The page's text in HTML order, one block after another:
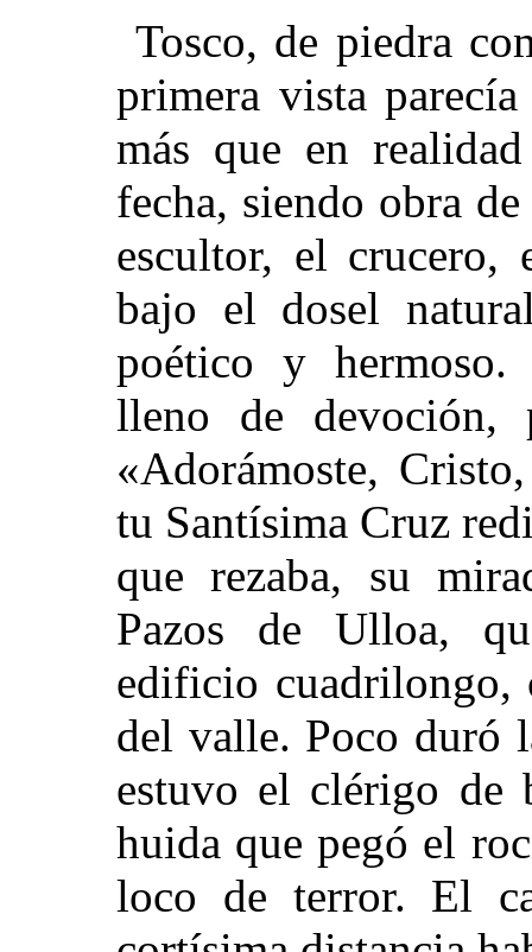
Tosco, de piedra
primera vista
más que en
fecha, siendo obra
escultor, el
bajo el dosel
poético y
lleno de devoción,
«Adorámoste,
tu Santísima Cruz
que rezaba, su
Pazos de Ulloa,
edificio cuadrilongo,
del valle. Poco duró
estuvo el clérigo de
huida que pegó el
loco de terror. El